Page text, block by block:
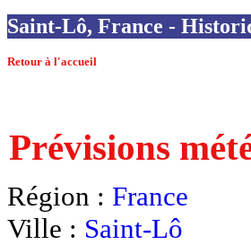
Saint-Lô, France -
Retour à l'accueil
Prévisions
Région : France
Ville : Saint-Lô